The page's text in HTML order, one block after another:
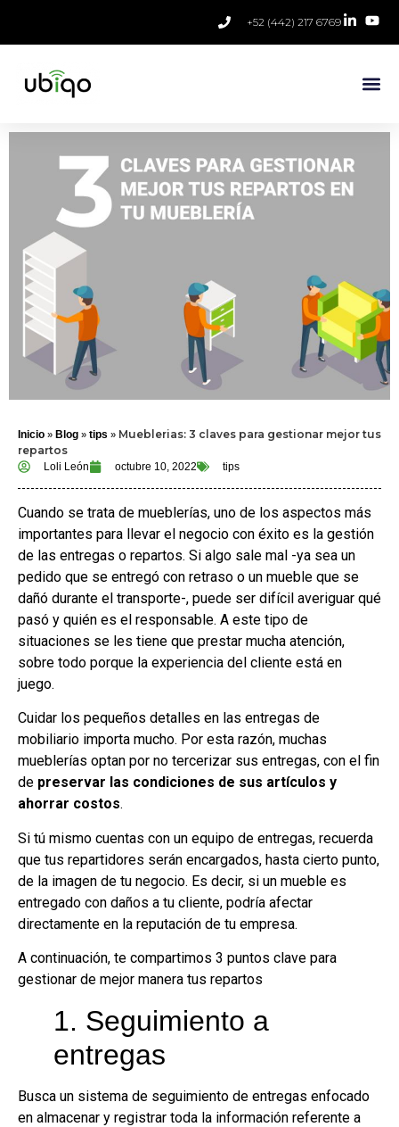
+52 (442) 217 6769
Inicio » Blog » tips » Mueblerias: 3 claves para gestionar mejor tus
repartos
Loli León octubre 10, 2022 tips
Cuando se trata de mueblerías, uno de los aspectos más
importantes para llevar el negocio con éxito es la gestión
de las entregas o repartos. Si algo sale mal -ya sea un
pedido que se entregó con retraso o un mueble que se
dañó durante el transporte-, puede ser difícil averiguar qué
pasó y quién es el responsable. A este tipo de
situaciones se les tiene que prestar mucha atención,
sobre todo porque la experiencia del cliente está en
juego.
Cuidar los pequeños detalles en las entregas de
mobiliario importa mucho. Por esta razón, muchas
mueblerías optan por no tercerizar sus entregas, con el fin
de preservar las condiciones de sus artículos y
ahorrar costos.
Si tú mismo cuentas con un equipo de entregas, recuerda
que tus repartidores serán encargados, hasta cierto punto,
de la imagen de tu negocio. Es decir, si un mueble es
entregado con daños a tu cliente, podría afectar
directamente en la reputación de tu empresa.
A continuación, te compartimos 3 puntos clave para
gestionar de mejor manera tus repartos
1. Seguimiento a
entregas
Busca un sistema de seguimiento de entregas enfocado
en almacenar y registrar toda la información referente a